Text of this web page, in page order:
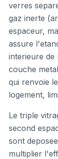
verres
gaz inerte
espaceur,
assure
interieure de
couche
qui renvoie
logement,
Le triple
second
sont
multiplier